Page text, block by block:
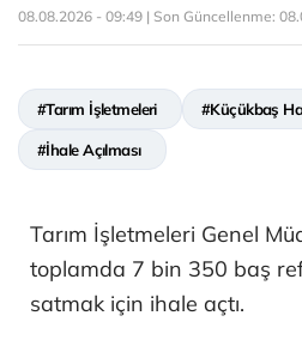
08.08.2026 - 09:49 | Son Güncellenme:
#Tarım İşletmeleri #Küçükbaş
#İhale Açılması
Tarım İşletmeleri Genel
toplamda 7 bin 350 baş
satmak için ihale açtı.